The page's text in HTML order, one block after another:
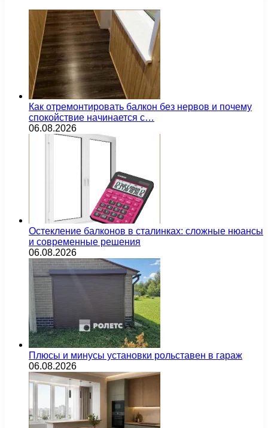
Как отремонтировать балкон без нервов и почему
спокойствие начинается с…
06.08.2026
Остекление балконов в сталинках: сложные нюансы
и современные решения
06.08.2026
Плюсы и минусы установки рольставен в гараж
06.08.2026